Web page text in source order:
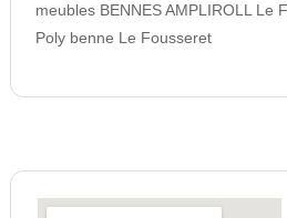
meubles BENNES AMPLIROLL Le
Poly benne Le Fousseret